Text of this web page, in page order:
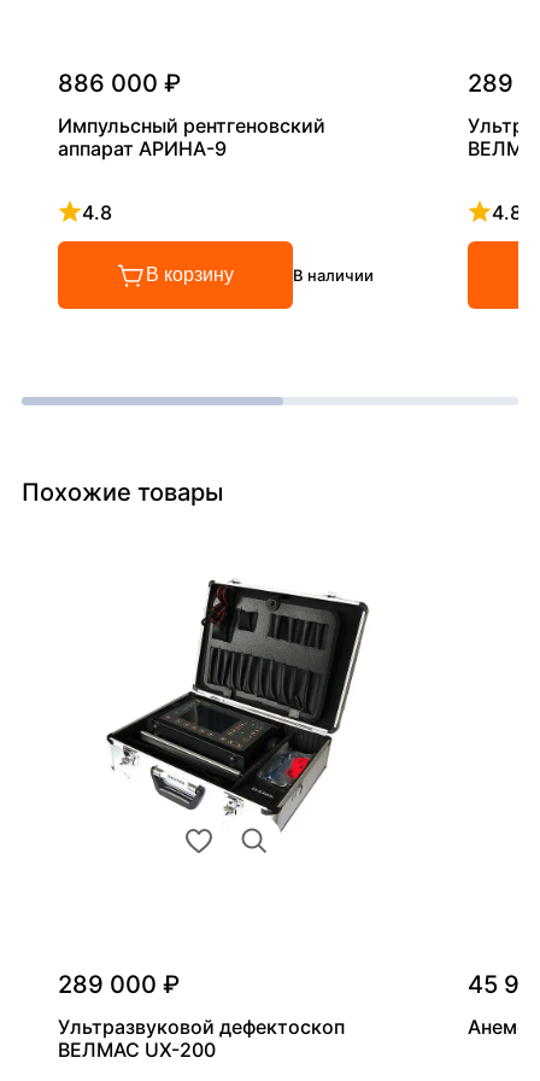
886 000 ₽
Импульсный рентгеновский
аппарат АРИНА-9
4.8
Рейтинг 4.8 из 5
В корзину В наличии
289
4.8
Похожие товары
289 000 ₽
Ультразвуковой дефектоскоп
ВЕЛМАС UX-200
45